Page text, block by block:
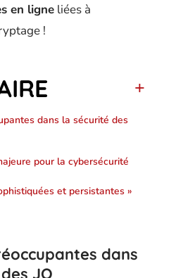
en ligne liées à
!
dans la sécurité des
pour la cybersécurité
et persistantes »
dans
JO